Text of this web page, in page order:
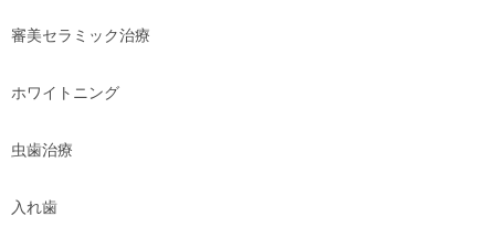
審美セラミック治療
ホワイトニング
虫歯治療
入れ歯